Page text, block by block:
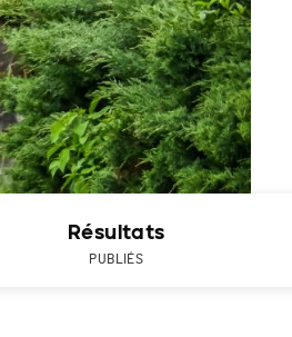
Résultats
PUBLIÉS